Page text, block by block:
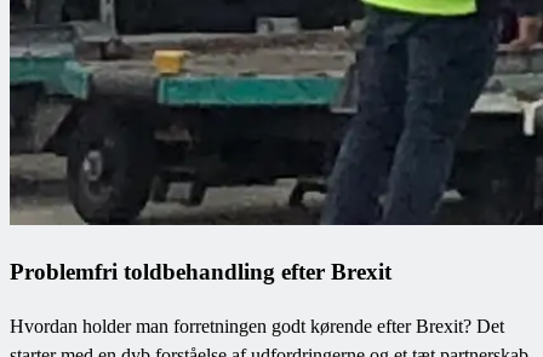
Problemfri toldbehandling efter Brexit
Hvordan holder man forretningen godt kørende efter Brexit? Det